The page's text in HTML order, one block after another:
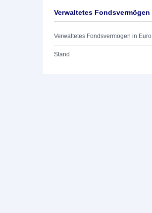
Verwaltetes Fondsvermögen
Verwaltetes Fondsvermögen in Euro
Stand